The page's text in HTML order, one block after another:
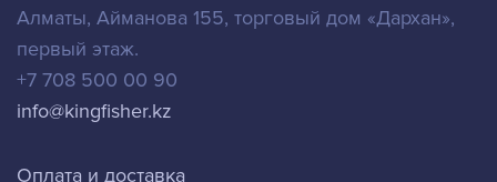
Алматы, Айманова 155, торговый дом «Дархан»,
первый этаж.
+7 708 500 00 90
info@kingfisher.kz
Оплата и доставка